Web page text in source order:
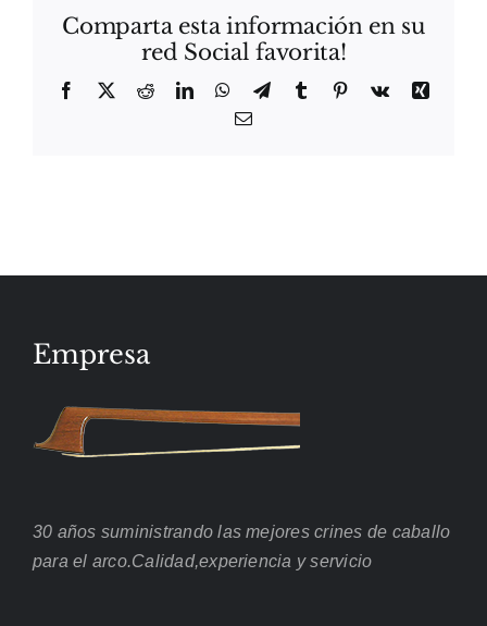
Comparta esta información en su
red Social favorita!
Facebook
X RedditLinkedInWhatsApp
TelegramTumblr Pinterest
Vk
Xing
Email
Empresa
30 años suministrando las mejores crines de caballo
para el arco.Calidad,experiencia y servicio